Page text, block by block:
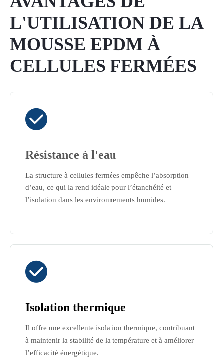
L'UTILISATION DE LA
MOUSSE EPDM À
CELLULES FERMÉES

Résistance à l'eau
La structure à cellules fermées empêche l’absorption
d’eau, ce qui la rend idéale pour l’étanchéité et
l’isolation dans les environnements humides.

Isolation thermique
Il offre une excellente isolation thermique, contribuant
à maintenir la stabilité de la température et à améliorer
l’efficacité énergétique.